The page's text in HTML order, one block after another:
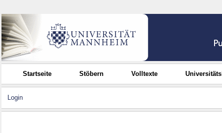
Startseite Stöbern Volltexte
Login